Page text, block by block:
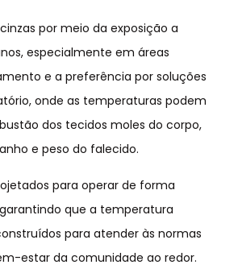
por meio da exposição a
especialmente em áreas
e a preferência por soluções
onde as temperaturas podem
dos tecidos moles do corpo,
e peso do falecido.
para operar de forma
que a temperatura
para atender às normas
estar da comunidade ao redor.